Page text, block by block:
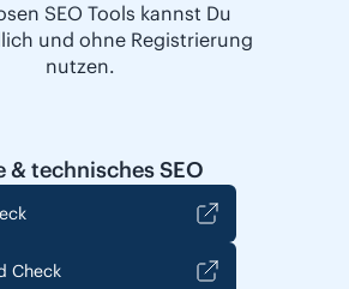
SEO Tools kannst Du
und ohne Registrierung
nutzen.
& technisches SEO
Check